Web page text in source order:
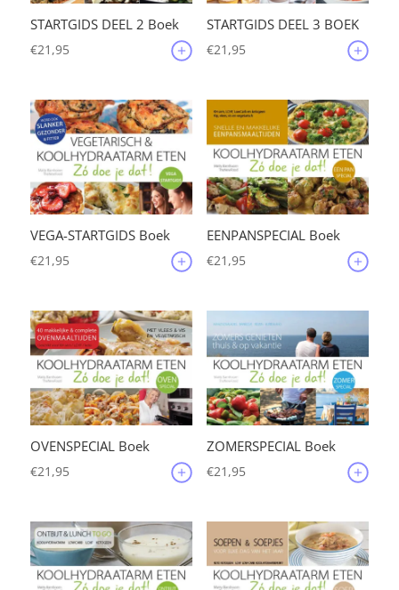
STARTGIDS DEEL 2 Boek
€21,95
STARTGIDS DEEL 3 BOEK
€21,95
VEGA-STARTGIDS Boek
€21,95
EENPANSPECIAL Boek
€21,95
OVENSPECIAL Boek
€21,95
ZOMERSPECIAL Boek
€21,95